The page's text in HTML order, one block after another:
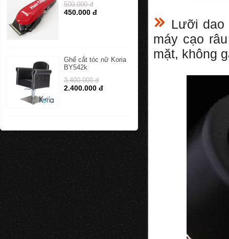
500.000 đ
450.000 đ
Ghế cắt tóc nữ Koria
BY542k
3.400.000 đ
2.400.000 đ
Lưỡi dao
máy cạo
mặt, không